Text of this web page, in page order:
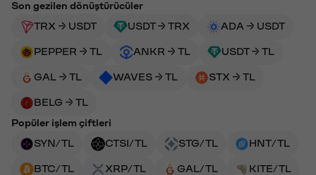
Son gezilen dönüştürücüler
TRX → USDT
USDT → TRX ADA → USDT
PEPPER → TL ANKR → TL USDT → TL
GAL → TL WAVES → TL STX → TL
BELG → TL
Popüler işlem çiftleri
SYN/TL
CTSI/TL STG/TL HNT/TL
BTC/TL XRP/TL GAL/TL KITE/TL